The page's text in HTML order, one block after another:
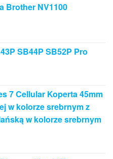
Brother NV1100
SB44P SB52P Pro
7 Cellular Koperta 45mm
w kolorze srebrnym z
w kolorze srebrnym